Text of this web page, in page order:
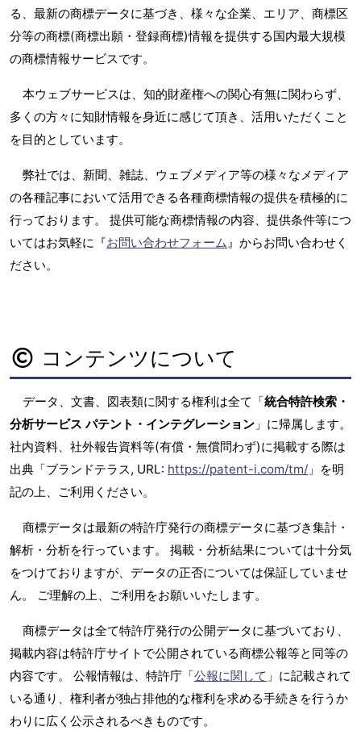
る、最新の商標データに基づき、様々な企業、エリア、商標区
分等の商標(商標出願・登録商標)情報を提供する国内最大規模
の商標情報サービスです。
本ウェブサービスは、知的財産権への関心有無に関わらず、
多くの方々に知財情報を身近に感じて頂き、活用いただくこと
を目的としています。
弊社では、新聞、雑誌、ウェブメディア等の様々なメディア
の各種記事において活用できる各種商標情報の提供を積極的に
行っております。 提供可能な商標情報の内容、提供条件等につ
いてはお気軽に『お問い合わせフォーム 』からお問い合わせく
ださい。
コンテンツについて
データ、文書、図表類に関する権利は全て「統合特許検索・
分析サービス パテント・インテグレーション 」に帰属します。
社内資料、社外報告資料等(有償・無償問わず)に掲載する際は
出典「ブランドテラス, URL: https://patent-i.com/tm/ 」を明
記の上、ご利用ください。
商標データは最新の特許庁発行の商標データに基づき集計・
解析・分析を行っています。 掲載・分析結果については十分気
をつけておりますが、データの正否については保証していませ
ん。 ご理解の上、ご利用をお願いいたします。
商標データは全て特許庁発行の公開データに基づいており、
掲載内容は特許庁サイトで公開されている商標公報等と同等の
内容です。 公報情報は、特許庁「公報に関して 」に記載されて
いる通り、権利者が独占排他的な権利を求める手続きを行うか
わりに広く公示されるべきものです。